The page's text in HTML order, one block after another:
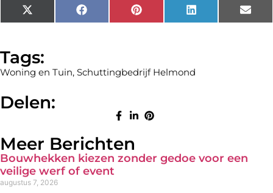
X
(Twitter)
Facebook Pinterest LinkedIn
Tags:
Woning en Tuin, Schuttingbedrijf Helmond
Delen:
Meer Berichten
Bouwhekken kiezen zonder gedoe voor een
veilige werf of event
augustus 7, 2026